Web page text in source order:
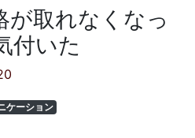
が取れなくなっ
付いた
ケーション